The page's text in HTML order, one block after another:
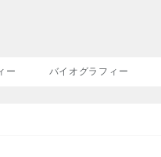
ー バイオグラフィー